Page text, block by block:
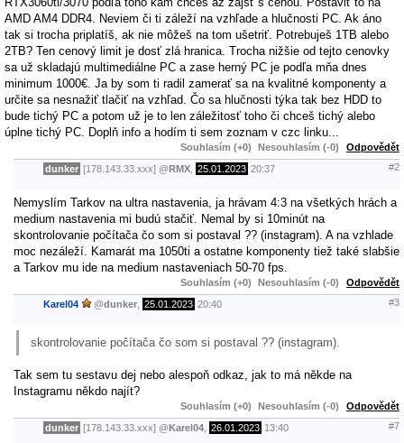
AMD AM4 DDR4. Neviem či ti záleží na vzhľade a hlučnosti PC. Ak áno
tak si trocha priplatíš, ak nie môžeš na tom ušetriť. Potrebuješ 1TB alebo
2TB? Ten cenový limit je dosť zlá hranica. Trocha nižšie od tejto cenovky
sa už skladajú multimediálne PC a zase herný PC je podľa mňa dnes
minimum 1000€. Ja by som ti radil zamerať sa na kvalitné komponenty a
určite sa nesnažiť tlačiť na vzhľad. Čo sa hlučnosti týka tak bez HDD to
bude tichý PC a potom už je to len záležitosť toho či chceš tichý alebo
úplne tichý PC. Doplň info a hodím ti sem zoznam v czc linku...
Souhlasím (+0) Nesouhlasím (-0) Odpovědět
dunker [178.143.33.xxx] @RMX 25.01.2023 20:37 #2
Nemyslím Tarkov na ultra nastavenia, ja hrávam 4:3 na všetkých hrách a
medium nastavenia mi budú stačiť. Nemal by si 10minút na
skontrolovanie počítača čo som si postaval ?? (instagram). A na vzhlade
moc nezáleží. Kamarát ma 1050ti a ostatne komponenty tiež také slabšie
a Tarkov mu ide na medium nastaveniach 50-70 fps.
Souhlasím (+0) Nesouhlasím (-0) Odpovědět
Karel04 @dunker 25.01.2023 20:40 #3
skontrolovanie počítača čo som si postaval ?? (instagram).
Tak sem tu sestavu dej nebo alespoň odkaz, jak to má někde na
Instagramu někdo najít?
Souhlasím (+0) Nesouhlasím (-0) Odpovědět
dunker [178.143.33.xxx] @Karel04 26.01.2023 13:40 #7